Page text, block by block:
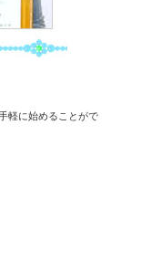
軽に始めることがで